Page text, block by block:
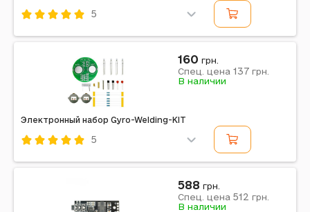
5
Электронный набор Gyro-Welding-KIT
5
160 грн.
Спец. цена 137 грн.
В наличии
588 грн.
Спец. цена 512 грн.
В наличии